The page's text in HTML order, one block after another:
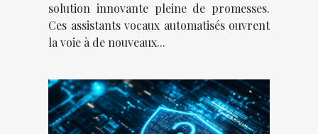
solution innovante pleine de promesses.
Ces assistants vocaux automatisés ouvrent
la voie à de nouveaux...